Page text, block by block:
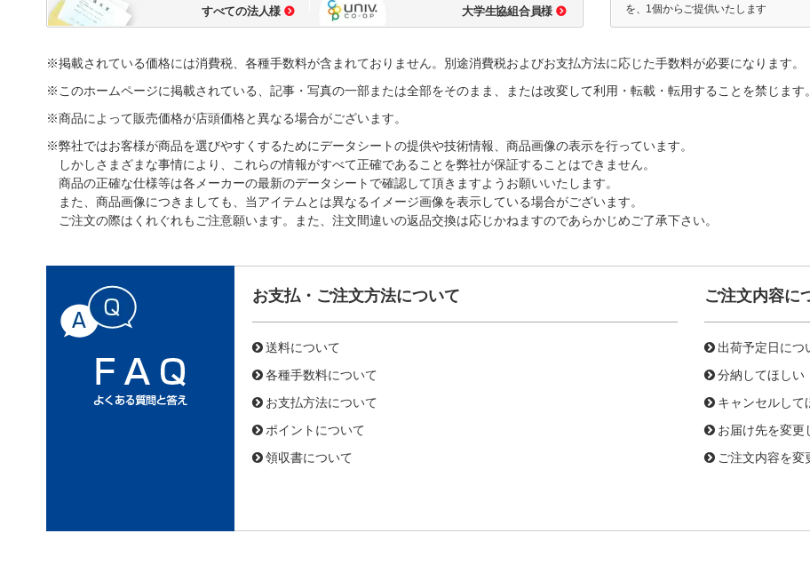
すべての法人様 大学生協組合員様
を、1個からご提供いたします
※掲載されている価格には消費税、各種手数料が含まれておりません。別途消費税およびお支払方法に応じた手数料が必要になります。
※このホームページに掲載されている、記事・写真の一部または全部をそのまま、または改変して利用・転載・転用することを禁じます。
※商品によって販売価格が店頭価格と異なる場合がございます。
※弊社ではお客様が商品を選びやすくするためにデータシートの提供や技術情報、商品画像の表示を行っています。
しかしさまざまな事情により、これらの情報がすべて正確であることを弊社が保証することはできません。
商品の正確な仕様等は各メーカーの最新のデータシートで確認して頂きますようお願いいたします。
また、商品画像につきましても、当アイテムとは異なるイメージ画像を表示している場合がございます。
ご注文の際はくれぐれもご注意願います。また、注文間違いの返品交換は応じかねますのであらかじめご了承下さい。
お支払・ご注文方法について
送料について
各種手数料について
お支払方法について
ポイントについて
領収書について
ご注文内容に
出荷予定日につ
分納してほしい
キャンセルして
お届け先を変更
ご注文内容を変